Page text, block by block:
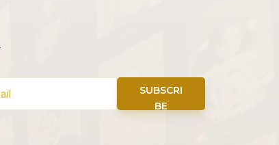
SUBSCRI
BE